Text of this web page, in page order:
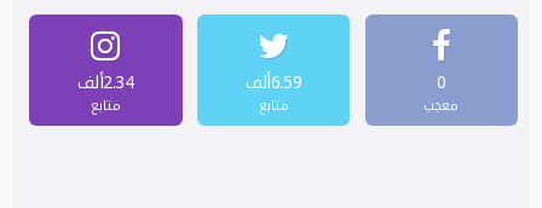
0
معجب
6.59ألف
متابع
2.34ألف
متابع